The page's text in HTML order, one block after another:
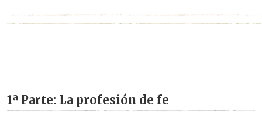
1ª Parte: La profesión de fe